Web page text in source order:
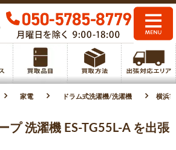
家電 ドラム式洗濯機/洗濯機 横浜
プ 洗濯機 ES-TG55L-A を出張